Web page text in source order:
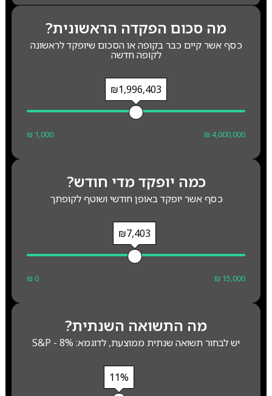
מה סכום הפקדה הראשונית?
כסף אשר קיים כבר בקופה או הסכום שיופקד לראשונה
לקופה חדשה
₪1,996,403
₪ 1,000 ₪ 4,000,000
כמה יופקד מדי חודש?
כסף אשר יופקד באופן חודשי ושוטף לקופתך
₪7,403
₪ 0 ₪ 15,000
מה התשואה השנתית?
יש לבחור תשואה שנתית ממוצעת, לדוגמא: S&P - 8%
11%